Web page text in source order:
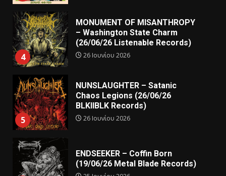
4
MONUMENT OF MISANTHROPY
– Washington State Charm
(26/06/26 Listenable Records)
26 Ιουνίου 2026
5
NUNSLAUGHTER – Satanic
Chaos Legions (26/06/26
BLKIIBLK Records)
26 Ιουνίου 2026
ENDSEEKER – Coffin Born
(19/06/26 Metal Blade Records)